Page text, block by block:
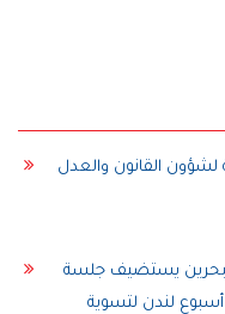
لشؤون القانون والعدل
يستضيف جلسة
أسبوع لندن لتسوية